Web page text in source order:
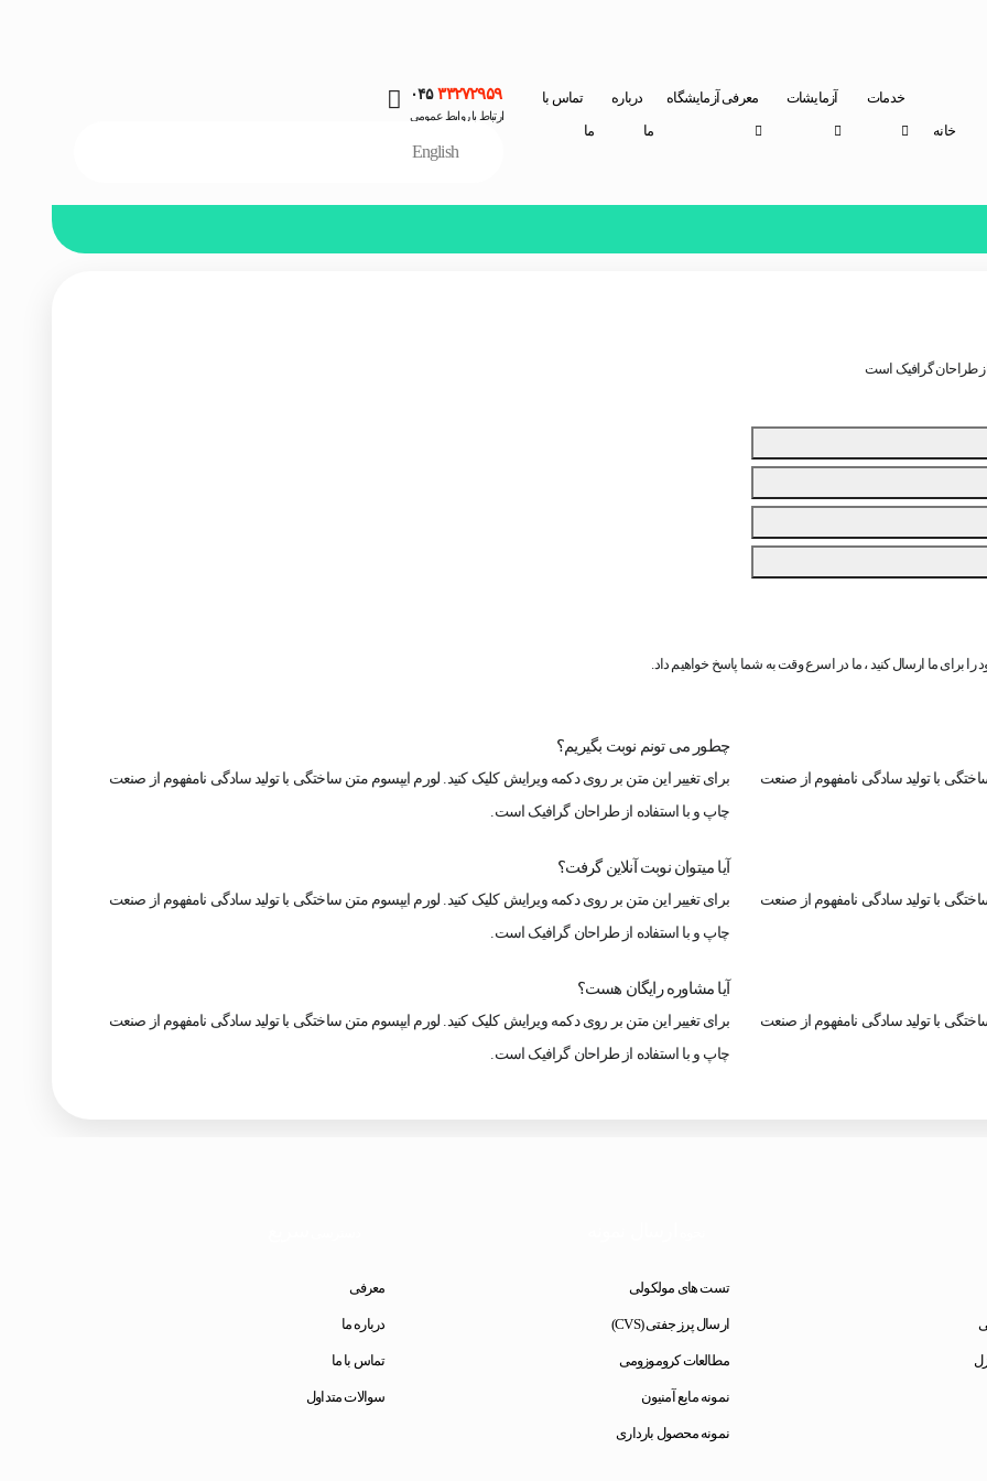
خانه
خدمات آزمایشات معرفی آزمایشگاه
درباره
ما
تماس با
ما
۰۴۵ ۳۳۲۷۲۹۵۹
ارتباط با روابط عمومی
English
از طراحان گرافیک است
با تولید سادگی نامفهوم از صنعت
ویرایش کلیک کنید. لورم ایپسوم متن
گرافیک است
با تولید سادگی نامفهوم از صنعت
ویرایش کلیک کنید. لورم ایپسوم متن
با تولید سادگی نامفهوم از صنعت
گرافیک است
ویرایش کلیک کنید. لورم ایپسوم متن
را برای ما ارسال کنید ، ما در اسرع وقت به شما پاسخ خواهیم داد.
با تولید سادگی نامفهوم از صنعت
با تولید سادگی نامفهوم از صنعت
با تولید سادگی نامفهوم از صنعت
چطور می تونم نوبت بگیریم؟
برای تغییر این متن بر روی دکمه ویرایش کلیک کنید. لورم ایپسوم متن ساختگی با تولید سادگی نامفهوم از صنعت
چاپ و با استفاده از طراحان گرافیک است.
آیا میتوان نوبت آنلاین گرفت؟
برای تغییر این متن بر روی دکمه ویرایش کلیک کنید. لورم ایپسوم متن ساختگی با تولید سادگی نامفهوم از صنعت
چاپ و با استفاده از طراحان گرافیک است.
آیا مشاوره رایگان هست؟
برای تغییر این متن بر روی دکمه ویرایش کلیک کنید. لورم ایپسوم متن ساختگی با تولید سادگی نامفهوم از صنعت
چاپ و با استفاده از طراحان گرافیک است.
تست های مولکولی
ارسال پرز جفتی (CVS)
مطالعات کروموزومی
نمونه مایع آمنیون
نمونه محصول بارداری
معرفی
درباره ما
تماس با ما
سوالات متداول